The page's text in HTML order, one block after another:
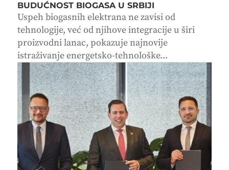
BUDUĆNOST BIOGASA U SRBIJI
Uspeh biogasnih elektrana ne zavisi od
tehnologije, već od njihove integracije u širi
proizvodni lanac, pokazuje najnovije
istraživanje energetsko-tehnološke...